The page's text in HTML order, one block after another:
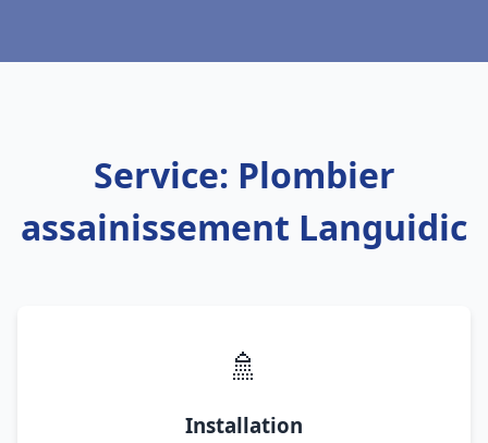
Service: Plombier
assainissement Languidic
🚿
Installation